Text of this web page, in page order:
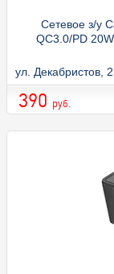
Сетевое з/у
QC3.0/PD
ул. Декабристов,
390 руб.